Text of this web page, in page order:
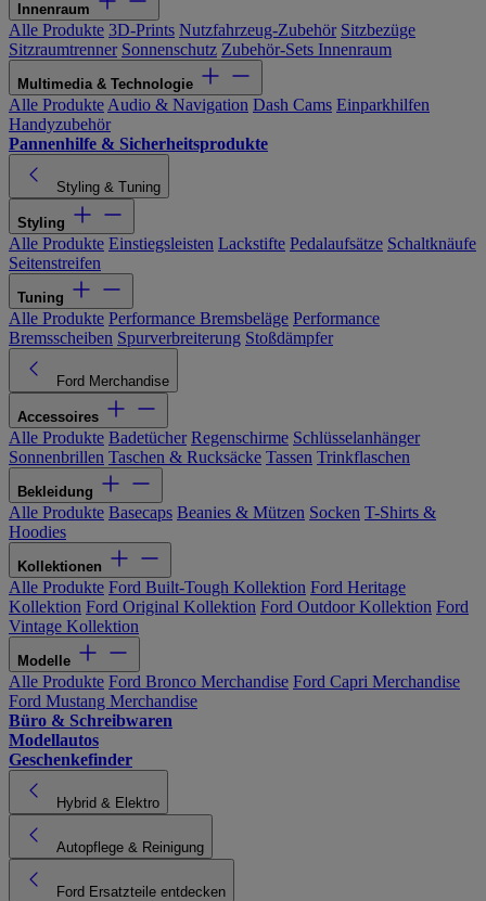
Innenraum
Alle Produkte 3D-Prints Nutzfahrzeug-Zubehör Sitzbezüge
Sitzraumtrenner Sonnenschutz Zubehör-Sets Innenraum
Multimedia & Technologie
Alle Produkte Audio & Navigation Dash Cams Einparkhilfen
Handyzubehör
Pannenhilfe & Sicherheitsprodukte
Styling & Tuning
Styling
Alle Produkte Einstiegsleisten Lackstifte Pedalaufsätze Schaltknäufe
Seitenstreifen
Tuning
Alle Produkte Performance Bremsbeläge Performance
Bremsscheiben Spurverbreiterung Stoßdämpfer
Ford Merchandise
Accessoires
Alle Produkte Badetücher Regenschirme Schlüsselanhänger
Sonnenbrillen Taschen & Rucksäcke Tassen Trinkflaschen
Bekleidung
Alle Produkte Basecaps Beanies & Mützen Socken T-Shirts &
Hoodies
Kollektionen
Alle Produkte Ford Built-Tough Kollektion Ford Heritage
Kollektion Ford Original Kollektion Ford Outdoor Kollektion Ford
Vintage Kollektion
Modelle
Alle Produkte Ford Bronco Merchandise Ford Capri Merchandise
Ford Mustang Merchandise
Büro & Schreibwaren
Modellautos
Geschenkefinder
Hybrid & Elektro
Autopflege & Reinigung
Ford Ersatzteile entdecken